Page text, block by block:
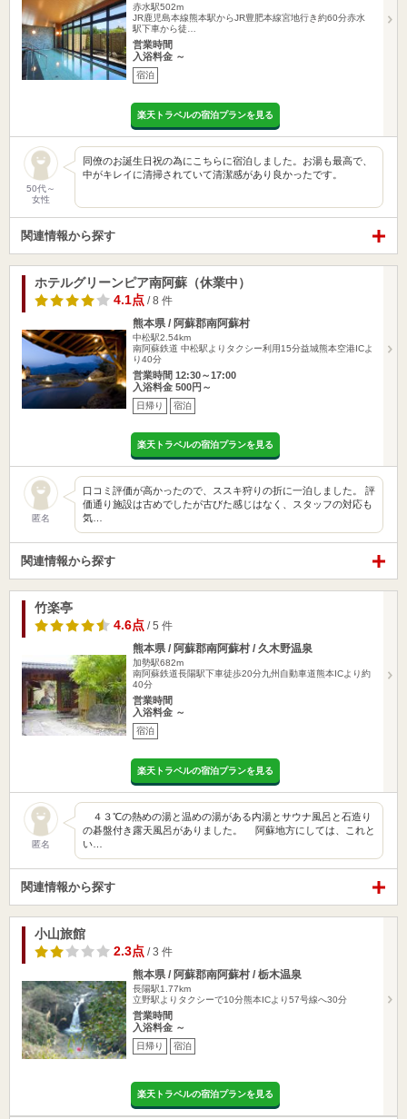
赤水駅502m
JR鹿児島本線熊本駅からJR豊肥本線宮地行き約60分赤水
駅下車から徒…
営業時間
入浴料金 ～
宿泊
楽天トラベルの宿泊プランを見る
50代～
女性
同僚のお誕生日祝の為にこちらに宿泊しました。お湯も最高で、
中がキレイに清掃されていて清潔感があり良かったです。
関連情報から探す
ホテルグリーンピア南阿蘇（休業中）
4.1点 / 8 件
熊本県 / 阿蘇郡南阿蘇村
中松駅2.54km
南阿蘇鉄道 中松駅よりタクシー利用15分益城熊本空港ICよ
り40分
営業時間 12:30～17:00
入浴料金 500円～
日帰り 宿泊
楽天トラベルの宿泊プランを見る
匿名
口コミ評価が高かったので、ススキ狩りの折に一泊しました。 評
価通り施設は古めでしたが古びた感じはなく、スタッフの対応も
気…
関連情報から探す
竹楽亭
4.6点 / 5 件
熊本県 / 阿蘇郡南阿蘇村 / 久木野温泉
加勢駅682m
南阿蘇鉄道長陽駅下車徒歩20分九州自動車道熊本ICより約
40分
営業時間
入浴料金 ～
宿泊
楽天トラベルの宿泊プランを見る
匿名
４３℃の熱めの湯と温めの湯がある内湯とサウナ風呂と石造り
の碁盤付き露天風呂がありました。 阿蘇地方にしては、これと
い…
関連情報から探す
小山旅館
2.3点 / 3 件
熊本県 / 阿蘇郡南阿蘇村 / 栃木温泉
長陽駅1.77km
立野駅よりタクシーで10分熊本ICより57号線へ30分
営業時間
入浴料金 ～
日帰り 宿泊
楽天トラベルの宿泊プランを見る